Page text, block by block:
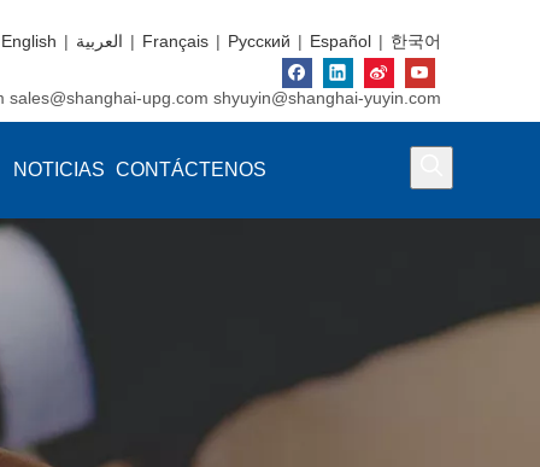
English | العربية | Français | Pусский | Español | 한국어
sales@shanghai-upg.com shyuyin@shanghai-yuyin.com
NOTICIAS CONTÁCTENOS